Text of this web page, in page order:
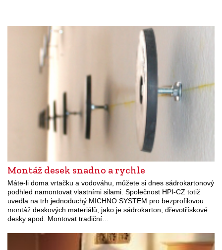
Montáž desek snadno a rychle
Máte-li doma vrtačku a vodováhu, můžete si dnes sádrokartonový
podhled namontovat vlastními silami. Společnost HPI-CZ totiž
uvedla na trh jednoduchý MICHNO SYSTEM pro bezprofilovou
montáž deskových materiálů, jako je sádrokarton, dřevotřískové
desky apod. Montovat tradiční…